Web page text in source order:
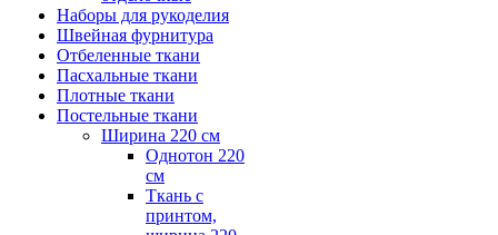
Наборы для рукоделия
Швейная фурнитура
Отбеленные ткани
Пасхальные ткани
Плотные ткани
Постельные ткани
Ширина 220 см
Однотон 220
см
Ткань с
принтом,